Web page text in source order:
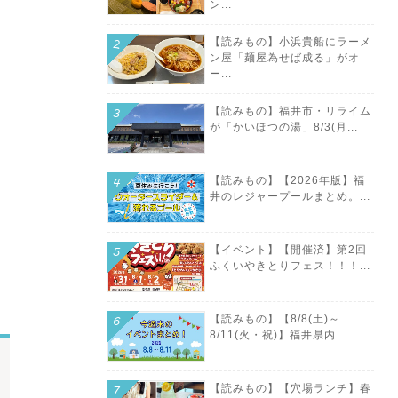
ン...
【読みもの】小浜貴船にラーメ
ン屋「麺屋為せば成る」がオ
ー...
【読みもの】福井市・リライム
が「かいほつの湯」8/3(月...
【読みもの】【2026年版】福
井のレジャープールまとめ。...
【イベント】【開催済】第2回
ふくいやきとりフェス！！！...
【読みもの】【8/8(土)～
8/11(火・祝)】福井県内...
【読みもの】【穴場ランチ】春